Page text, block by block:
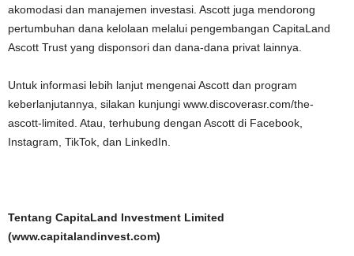
akomodasi dan manajemen investasi. Ascott juga mendorong
pertumbuhan dana kelolaan melalui pengembangan CapitaLand
Ascott Trust yang disponsori dan dana-dana privat lainnya.
Untuk informasi lebih lanjut mengenai Ascott dan program
keberlanjutannya, silakan kunjungi www.discoverasr.com/the-
ascott-limited. Atau, terhubung dengan Ascott di Facebook,
Instagram, TikTok, dan LinkedIn.
Tentang CapitaLand Investment Limited
(www.capitalandinvest.com)